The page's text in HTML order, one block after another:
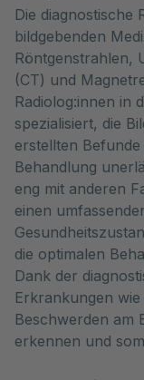
Die diagnostische
bildgebenden
Röntgenstrahlen,
(CT) und
Radiolog:innen in
spezialisiert, die
erstellten
Behandlung
eng mit anderen
einen
die optimalen
Dank der
Erkrankungen
Beschwerden am
erkennen und